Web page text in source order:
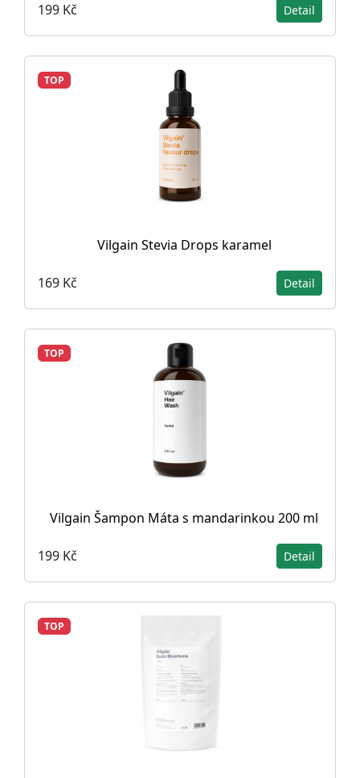
199 Kč Detail
TOP
Vilgain Stevia Drops karamel
169 Kč Detail
TOP
Vilgain Šampon Máta s mandarinkou 200 ml
199 Kč Detail
TOP